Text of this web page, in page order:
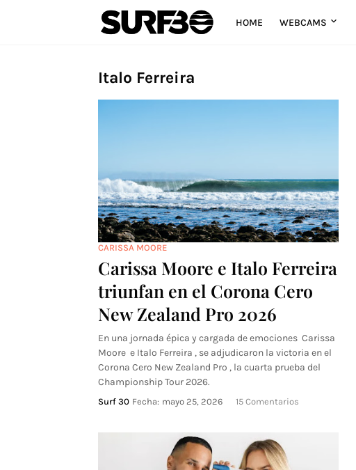
HOME WEBCAMS
Italo Ferreira
CARISSA MOORE
Carissa Moore e Italo Ferreira
triunfan en el Corona Cero
New Zealand Pro 2026
En una jornada épica y cargada de emociones Carissa
Moore e Italo Ferreira , se adjudicaron la victoria en el
Corona Cero New Zealand Pro , la cuarta prueba del
Championship Tour 2026.
Surf 30 Fecha: mayo 25, 2026 15 Comentarios